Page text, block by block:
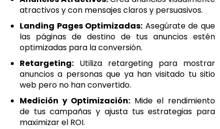
atractivos y con mensajes claros y persuasivos.
Landing Pages Optimizadas: Asegúrate de que
las páginas de destino de tus anuncios estén
optimizadas para la conversión.
Retargeting: Utiliza retargeting para mostrar
anuncios a personas que ya han visitado tu sitio
web pero no han convertido.
Medición y Optimización: Mide el rendimiento
de tus campañas y ajusta tus estrategias para
maximizar el ROI.